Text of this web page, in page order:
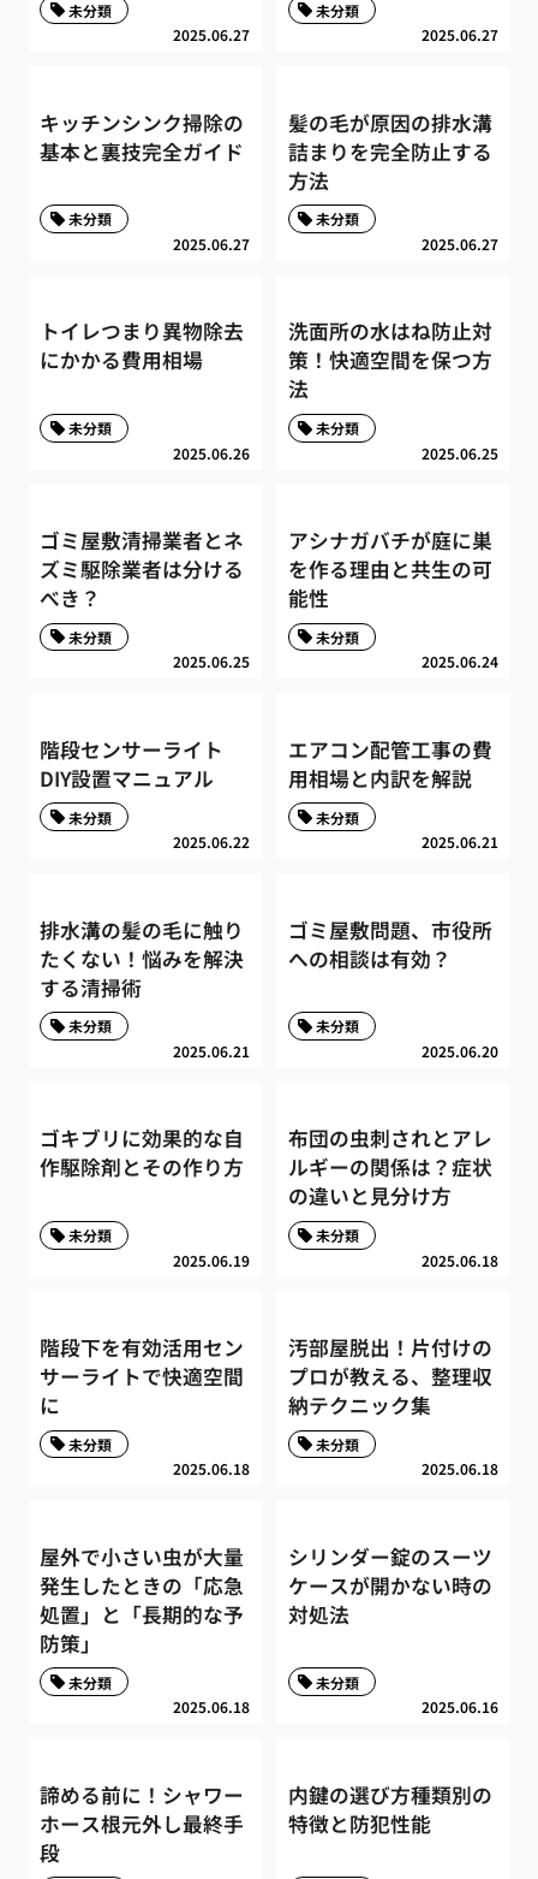
2025.06.27
未分類
2025.06.27
未分類
キッチンシンク掃除の
基本と裏技完全ガイド
2025.06.27
未分類
髪の毛が原因の排水溝
詰まりを完全防止する
方法
2025.06.27
未分類
トイレつまり異物除去
にかかる費用相場
2025.06.26
未分類
洗面所の水はね防止対
策！快適空間を保つ方
法
2025.06.25
未分類
ゴミ屋敷清掃業者とネ
ズミ駆除業者は分ける
べき？
2025.06.25
未分類
アシナガバチが庭に巣
を作る理由と共生の可
能性
2025.06.24
未分類
階段センサーライト
DIY設置マニュアル
2025.06.22
未分類
エアコン配管工事の費
用相場と内訳を解説
2025.06.21
未分類
排水溝の髪の毛に触り
たくない！悩みを解決
する清掃術
2025.06.21
未分類
ゴミ屋敷問題、市役所
への相談は有効？
2025.06.20
未分類
ゴキブリに効果的な自
作駆除剤とその作り方
2025.06.19
未分類
布団の虫刺されとアレ
ルギーの関係は？症状
の違いと見分け方
2025.06.18
未分類
階段下を有効活用セン
サーライトで快適空間
に
2025.06.18
未分類
汚部屋脱出！片付けの
プロが教える、整理収
納テクニック集
2025.06.18
未分類
屋外で小さい虫が大量
発生したときの「応急
処置」と「長期的な予
防策」
2025.06.18
未分類
シリンダー錠のスーツ
ケースが開かない時の
対処法
2025.06.16
未分類
諦める前に！シャワー
ホース根元外し最終手
段
内鍵の選び方種類別の
特徴と防犯性能